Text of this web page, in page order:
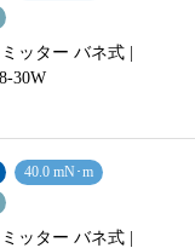
ミッター バネ式 |
30W
40.0 mN･m
ッター バネ式 |